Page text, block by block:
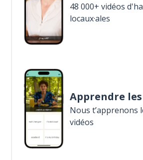
48 000+ vidéos
locaux·ales
Apprendre
Nous t’apprenons
vidéos